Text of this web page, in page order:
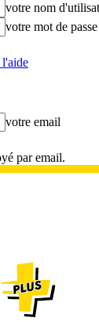
votre nom
votre mot de passe
l'aide
votre email
par email.